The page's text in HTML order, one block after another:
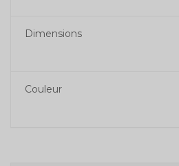
Dimensions
Couleur